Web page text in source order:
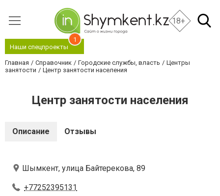
18+
Наши спецпроекты
1
Главная Справочник Городские службы, власть
Центры
занятости
Центр занятости населения
Центр занятости населения
Описание Отзывы
Шымкент, улица Байтерекова, 89
+77252395131